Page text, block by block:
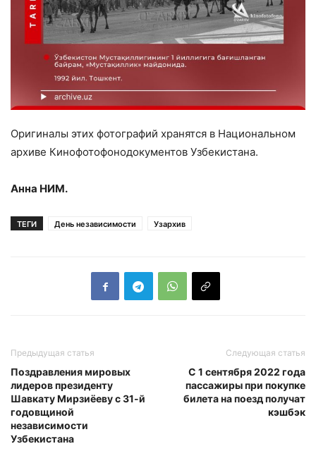
Оригиналы этих фотографий хранятся в Национальном
архиве Кинофотофонодокументов Узбекистана.
Анна НИМ.
ТЕГИ День независимости Узархив
Предыдущая статья
Поздравления мировых
лидеров президенту
Шавкату Мирзиёеву с 31-й
годовщиной
независимости
Узбекистана
Следующая статья
С 1 сентября 2022 года
пассажиры при покупке
билета на поезд получат
кэшбэк